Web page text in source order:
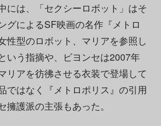
には、「セクシーロボット」はそ
グによるSF映画の名作『メトロ
性型のロボット、マリアを参照し
いう指摘や、ビヨンセは2007年
リアを彷彿させる衣装で登場して
ではなく『メトロポリス』の引用
護派の主張もあった。